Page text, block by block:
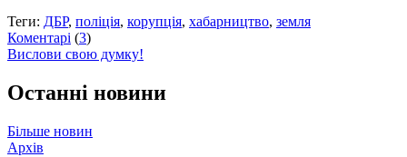
Теги: ДБР, поліція, корупція, хабарництво, земля
Коментарі (3)
Вислови свою думку!
Останні новини
Більше новин
Архів